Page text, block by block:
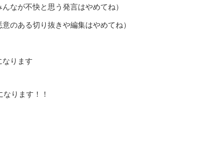
なが不快と思う発言はやめてね）
のある切り抜きや編集はやめてね）
なります
ります！！